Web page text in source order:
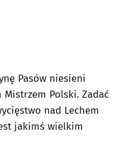
Pasów niesieni
Polski. Zadać
nad Lechem
jakimś wielkim